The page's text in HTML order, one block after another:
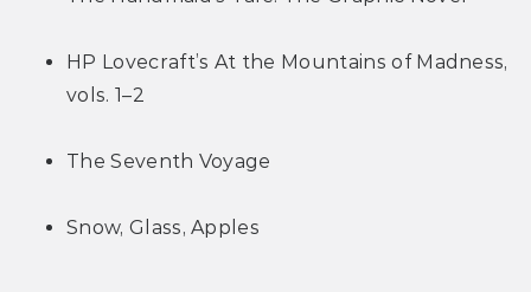
HP Lovecraft’s At the Mountains of Madness,
vols. 1–2
The Seventh Voyage
Snow, Glass, Apples